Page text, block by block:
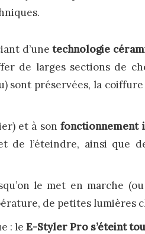
d’unetechnologie
de larges sections de
préservées, la
et à sonfonctionnement
de l’éteindre, ainsi que
le met en marche
de petites lumières
: le E-Styler Pro s’éteint